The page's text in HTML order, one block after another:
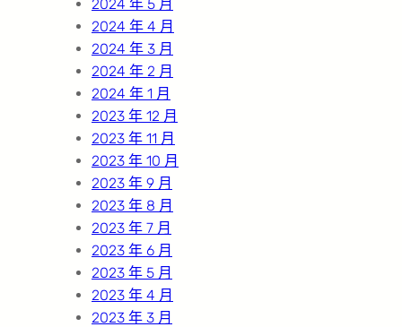
2024 年 5 月
2024 年 4 月
2024 年 3 月
2024 年 2 月
2024 年 1 月
2023 年 12 月
2023 年 11 月
2023 年 10 月
2023 年 9 月
2023 年 8 月
2023 年 7 月
2023 年 6 月
2023 年 5 月
2023 年 4 月
2023 年 3 月